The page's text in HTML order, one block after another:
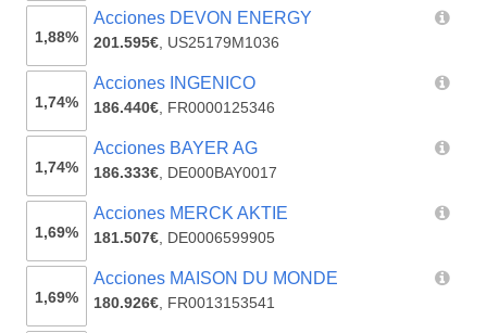
1,88%
Acciones DEVON ENERGY
201.595€, US25179M1036
1,74%
Acciones INGENICO
186.440€, FR0000125346
1,74%
Acciones BAYER AG
186.333€, DE000BAY0017
1,69%
Acciones MERCK AKTIE
181.507€, DE0006599905
1,69%
Acciones MAISON DU MONDE
180.926€, FR0013153541